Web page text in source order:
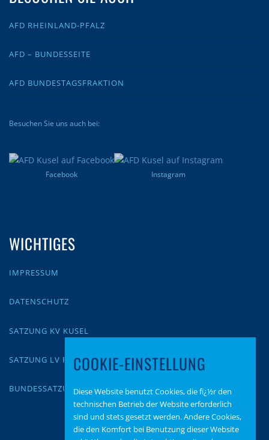
AFD RHEINLAND-PFALZ
AFD – BUNDESSEITE
AFD BUNDESTAGSFRAKTION
Besuchen Sie uns auch bei:
Facebook Instagram
WICHTIGES
IMPRESSUM
DATENSCHUTZ
SATZUNG KV KUSEL
SATZUNG LV RLP
BUNDESSATZUNG
COOKIE-EINSTELLUNG
Diese Website benutzt Cookies, die fï¿½r den
technischen Betrieb der Website erforderlich
sind und stets gesetzt werden. Andere Cookies,
die den Komfort bei Benutzung dieser Website